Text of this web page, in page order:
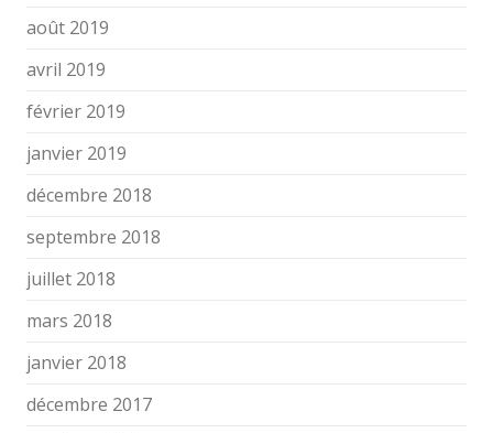
août 2019
avril 2019
février 2019
janvier 2019
décembre 2018
septembre 2018
juillet 2018
mars 2018
janvier 2018
décembre 2017